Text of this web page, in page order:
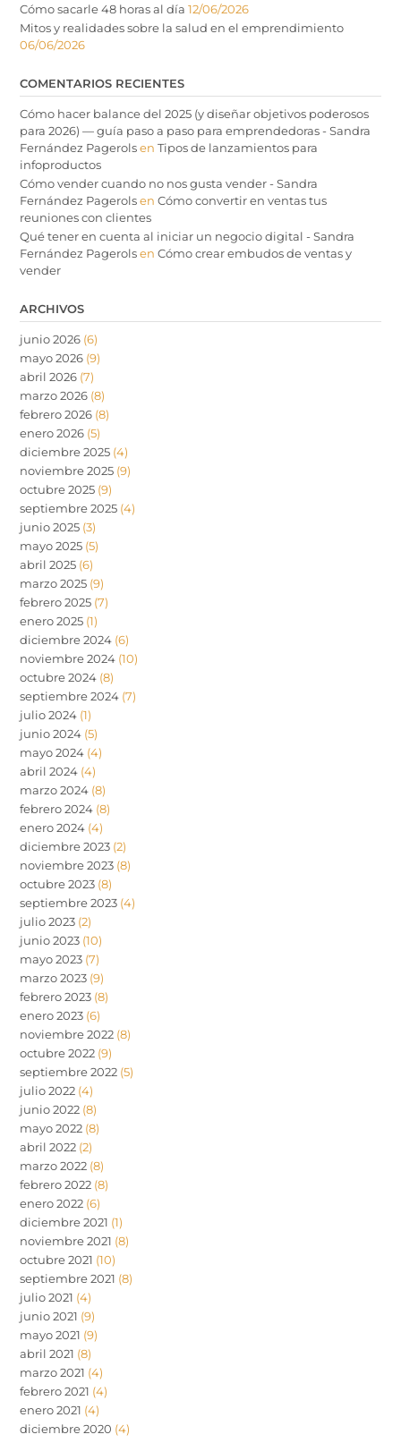
Cómo sacarle 48 horas al día 12/06/2026
Mitos y realidades sobre la salud en el emprendimiento
06/06/2026
COMENTARIOS RECIENTES
Cómo hacer balance del 2025 (y diseñar objetivos poderosos
para 2026) — guía paso a paso para emprendedoras - Sandra
Fernández Pagerolsen Tipos de lanzamientos para
infoproductos
Cómo vender cuando no nos gusta vender - Sandra
Fernández Pagerolsen Cómo convertir en ventas tus
reuniones con clientes
Qué tener en cuenta al iniciar un negocio digital - Sandra
Fernández Pagerolsen Cómo crear embudos de ventas y
vender
ARCHIVOS
junio 2026 (6)
mayo 2026 (9)
abril 2026 (7)
marzo 2026 (8)
febrero 2026 (8)
enero 2026 (5)
diciembre 2025 (4)
noviembre 2025 (9)
octubre 2025 (9)
septiembre 2025 (4)
junio 2025 (3)
mayo 2025 (5)
abril 2025 (6)
marzo 2025 (9)
febrero 2025 (7)
enero 2025 (1)
diciembre 2024 (6)
noviembre 2024 (10)
octubre 2024 (8)
septiembre 2024 (7)
julio 2024 (1)
junio 2024 (5)
mayo 2024 (4)
abril 2024 (4)
marzo 2024 (8)
febrero 2024 (8)
enero 2024 (4)
diciembre 2023 (2)
noviembre 2023 (8)
octubre 2023 (8)
septiembre 2023 (4)
julio 2023 (2)
junio 2023 (10)
mayo 2023 (7)
marzo 2023 (9)
febrero 2023 (8)
enero 2023 (6)
noviembre 2022 (8)
octubre 2022 (9)
septiembre 2022 (5)
julio 2022 (4)
junio 2022 (8)
mayo 2022 (8)
abril 2022 (2)
marzo 2022 (8)
febrero 2022 (8)
enero 2022 (6)
diciembre 2021 (1)
noviembre 2021 (8)
octubre 2021 (10)
septiembre 2021 (8)
julio 2021 (4)
junio 2021 (9)
mayo 2021 (9)
abril 2021 (8)
marzo 2021 (4)
febrero 2021 (4)
enero 2021 (4)
diciembre 2020 (4)